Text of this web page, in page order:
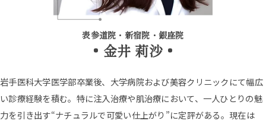
表参道院・新宿院・銀座院
金井 莉沙
岩手医科大学医学部卒業後、大学病院および美容クリニックにて幅広
い診療経験を積む。特に注入治療や肌治療において、一人ひとりの魅
力を引き出す“ナチュラルで可愛い仕上がり”に定評がある。現在は